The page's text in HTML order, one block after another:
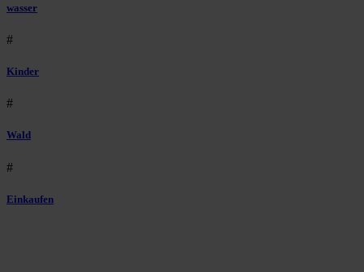
wasser
#
Kinder
#
Wald
#
Einkaufen